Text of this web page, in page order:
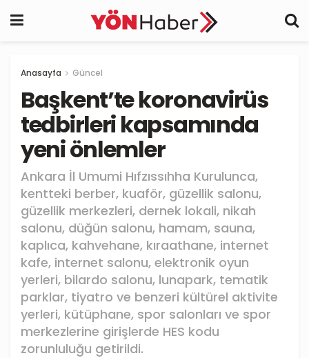
Anasayfa Güncel
Başkent’te koronavirüs
tedbirleri kapsamında
yeni önlemler
Ankara İl Umumi Hıfzıssıhha Kurulunca,
kentteki berber, kuaför, güzellik salonu,
güzellik merkezleri, dernek lokali, nikah
salonu, düğün salonu, hamam, sauna,
kaplıca, kahvehane, kıraathane, internet
kafe, internet salonu, elektronik oyun
yerleri, bilardo salonu, lunapark, tematik
parklar, tiyatro ve benzeri kültürel aktivite
yerleri, kütüphane, spor salonları ve spor
merkezlerine girişlerde HES kodu
zorunluluğu getirildi.